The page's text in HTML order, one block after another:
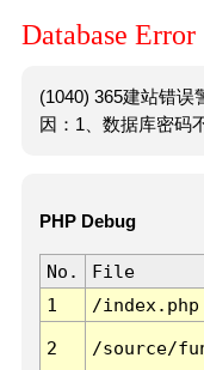
Database Error
(1040) 365建站错误
因：1、数据库密码
PHP Debug
No. File
1
/index.php
2 /source/